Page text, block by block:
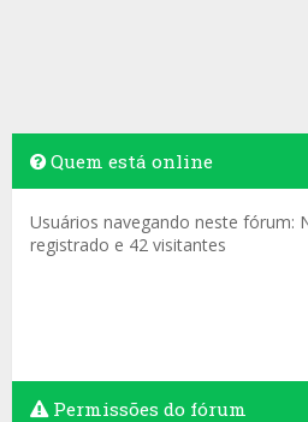
Quem está online
Usuários navegando neste fórum:
registrado e 42 visitantes
Permissões do fórum